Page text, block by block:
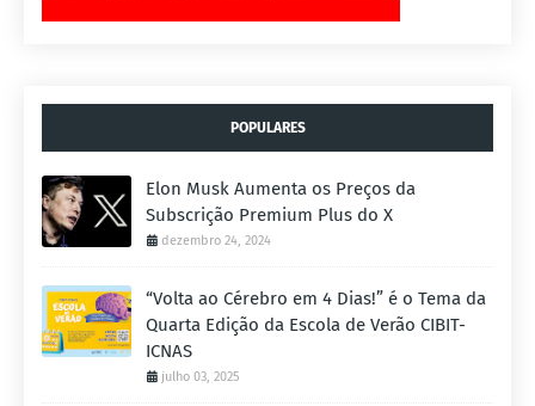
POPULARES
Elon Musk Aumenta os Preços da
Subscrição Premium Plus do X
dezembro 24, 2024
“Volta ao Cérebro em 4 Dias!” é o Tema da
Quarta Edição da Escola de Verão CIBIT-
ICNAS
julho 03, 2025